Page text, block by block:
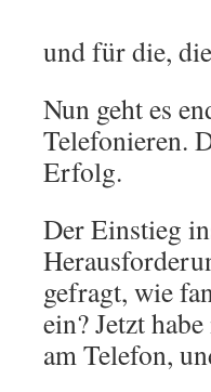
und für die,
Nun geht es
Telefonieren.
Erfolg.
Der Einstieg
gefragt, wie
ein? Jetzt
am Telefon,